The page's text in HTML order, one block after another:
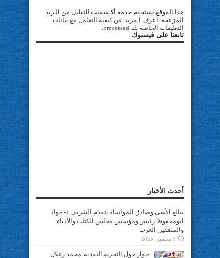
هذا الموقع يستخدم خدمة أكيسميت للتقليل من البريد
المزعجة. اعرف المزيد عن كيفية التعامل مع بيانات
التعليقات الخاصة بك processed
تابعنا على فيسبوك
أحدث الأخبار
ببالغ الأسى وصادق المواساة يتقدم الشريف د- جهاد
ابومحفوظ رئيس ومؤسس مجلس الكتاب والأدباء
والمثقفين العرب
8 سبتمبر، 2025
حوار حول التجربة النقدية..محمد زغلال